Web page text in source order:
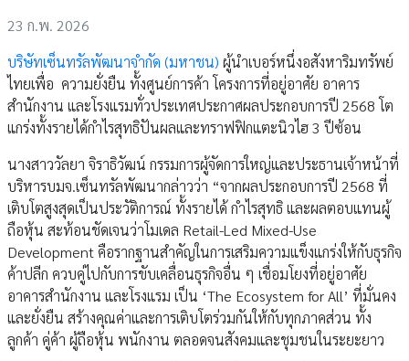
23 ก.พ. 2026
บริษัทเซ็นทรัลพัฒนาจำกัด (มหาชน) ผู้นำเบอร์หนึ่งอสังหาริมทรัพย์
ไทยเพื่อ ความยั่งยืน ทั้งศูนย์การค้า โครงการที่อยู่อาศัย อาคาร
สำนักงาน และโรงแรมทั่วประเทศประกาศผลประกอบการปี 2568 โต
แกร่งทั้งรายได้กำไรสุทธิปันผลและทราฟฟิกแตะนิวไฮ 3 ปีซ้อน
นางสาววัลยา จิราธิวัฒน์ กรรมการผู้จัดการใหญ่และประธานเจ้าหน้าที่
บริหารบมจ.เซ็นทรัลพัฒนากล่าวว่า “จากผลประกอบการปี 2568 ที่
เติบโตสูงสุดเป็นประวัติการณ์ ทั้งรายได้ กำไรสุทธิ และผลตอบแทนผู้
ถือหุ้น สะท้อนชัดเจนว่าโมเดล Retail-Led Mixed-Use
Development คือรากฐานสำคัญในการเสริมความแข็งแกร่งให้กับธุรกิจ
ค้าปลีก ควบคู่ไปกับการขับเคลื่อนธุรกิจอื่น ๆ เชื่อมโยงที่อยู่อาศัย
อาคารสำนักงาน และโรงแรม เป็น ‘The Ecosystem for All’ ที่มั่นคง
และยั่งยืน สร้างคุณค่าและการเติบโตร่วมกันให้กับทุกภาคส่วน ทั้ง
ลูกค้า คู่ค้า ผู้ถือหุ้น พนักงาน ตลอดจนสังคมและชุมชนในระยะยาว